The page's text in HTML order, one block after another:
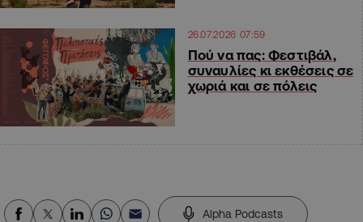
26.07.2026 07:59
Πού να πας: Φεστιβάλ,
συναυλίες κι εκθέσεις σε
χωριά και σε πόλεις
Alpha Podcasts